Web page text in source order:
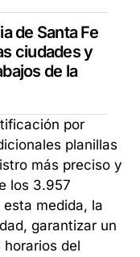
de Santa Fe
ciudades y
de la
por
planillas
más preciso y
los 3.957
esta medida, la
garantizar un
del